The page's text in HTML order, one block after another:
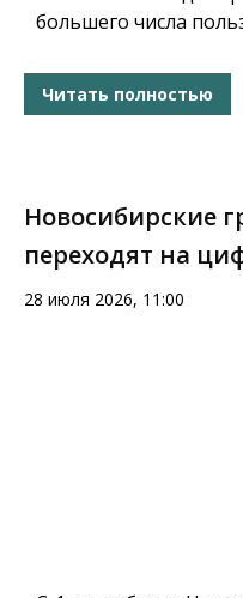
большего числа
Читать полностью
Новосибирские
переходят на
28 июля 2026, 11:00